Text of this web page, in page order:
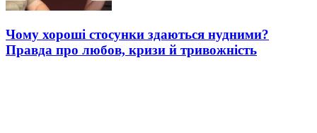
Чому хороші стосунки здаються нудними?
Правда про любов, кризи й тривожність